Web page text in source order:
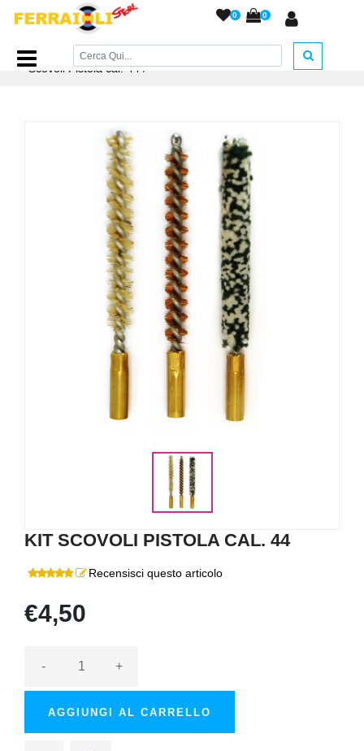
0 0
Home Page/ACCESSORI ARMERIA/Accessori Pulizia
Scovoli Pistola cal. 44/
KIT SCOVOLI PISTOLA CAL. 44
Recensisci questo articolo
€4,50
- +
AGGIUNGI AL CARRELLO